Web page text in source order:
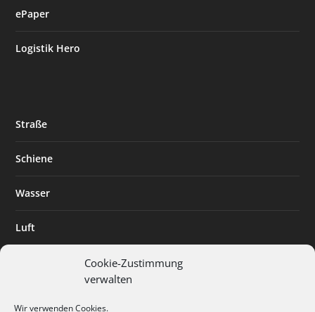
Cookie-Zustimmung
verwalten
Wir verwenden Cookies.
ePaper
Logistik Hero
Straße
Schiene
Wasser
Luft